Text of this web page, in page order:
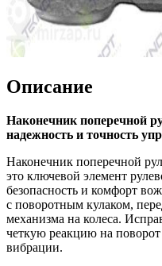
Описание
Наконечник поперечной
надежность и точность
Наконечник поперечной
это ключевой элемент
безопасность и комфорт
с поворотным кулаком,
механизма на колеса.
четкую реакцию на
вибрации.